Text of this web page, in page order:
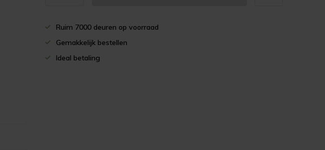
Ruim 7000 deuren op voorraad
Gemakkelijk bestellen
Ideal betaling